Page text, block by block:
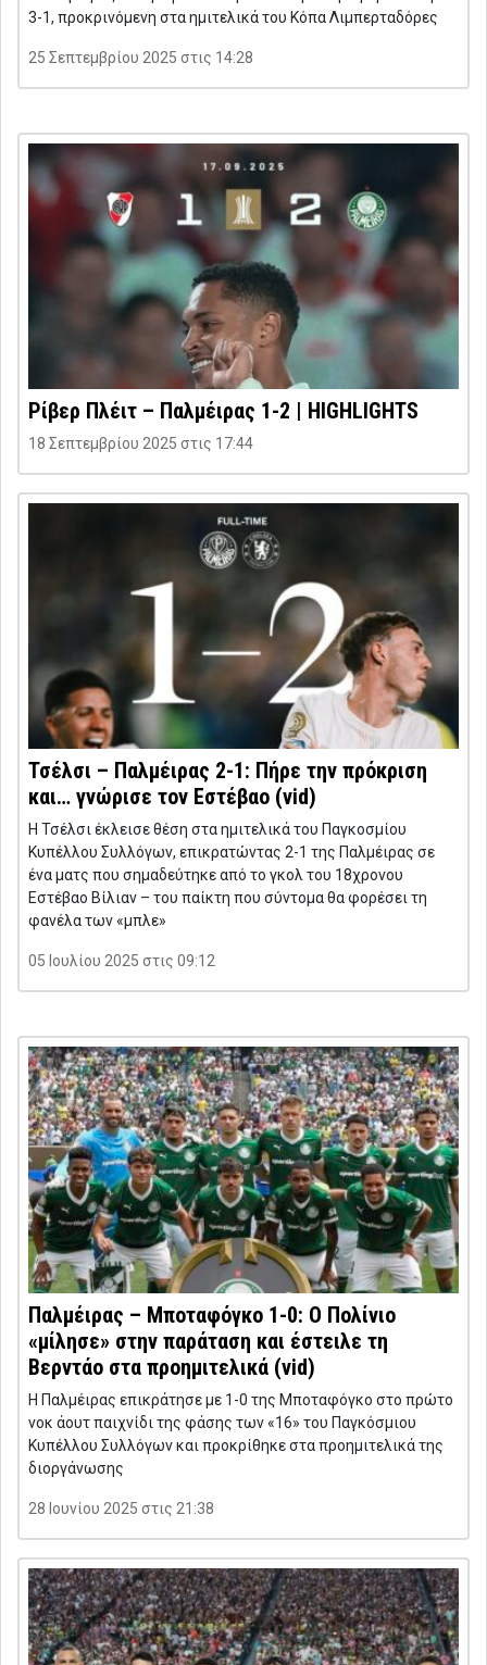
3-1, προκρινόμενη στα ημιτελικά του Κόπα Λιμπερταδόρες
25 Σεπτεμβρίου 2025 στις 14:28
Ρίβερ Πλέιτ – Παλμέιρας 1-2 | HIGHLIGHTS
18 Σεπτεμβρίου 2025 στις 17:44
Τσέλσι – Παλμέιρας 2-1: Πήρε την πρόκριση
και… γνώρισε τον Εστέβαο (vid)
Η Τσέλσι έκλεισε θέση στα ημιτελικά του Παγκοσμίου
Κυπέλλου Συλλόγων, επικρατώντας 2-1 της Παλμέιρας σε
ένα ματς που σημαδεύτηκε από το γκολ του 18χρονου
Εστέβαο Βίλιαν – του παίκτη που σύντομα θα φορέσει τη
φανέλα των «μπλε»
05 Ιουλίου 2025 στις 09:12
Παλμέιρας – Μποταφόγκο 1-0: Ο Πολίνιο
«μίλησε» στην παράταση και έστειλε τη
Βερντάο στα προημιτελικά (vid)
Η Παλμέιρας επικράτησε με 1-0 της Μποταφόγκο στο πρώτο
νοκ άουτ παιχνίδι της φάσης των «16» του Παγκόσμιου
Κυπέλλου Συλλόγων και προκρίθηκε στα προημιτελικά της
διοργάνωσης
28 Ιουνίου 2025 στις 21:38